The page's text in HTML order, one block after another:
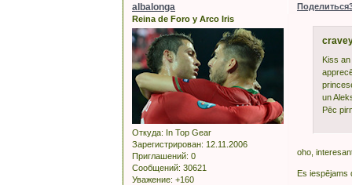
Поделиться
albalonga
Reina de Foro y Arco Iris
Откуда: In Top Gear
Зарегистрирован: 12.11.2006
Приглашений: 0
Сообщений: 30621
Уважение: +160
Kiss
un
Pēc
oho,
Es iespējams